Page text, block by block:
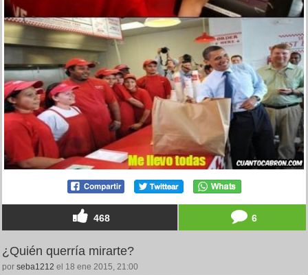
468 6
¿Quién querría mirarte?
por seba1212 el 18 ene 2015, 21:00